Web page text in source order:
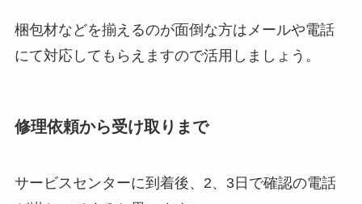
梱包材などを揃えるのが面倒な方はメールや電話
にて対応してもらえますので活用しましょう。
修理依頼から受け取りまで
サービスセンターに到着後、2、3日で確認の電話